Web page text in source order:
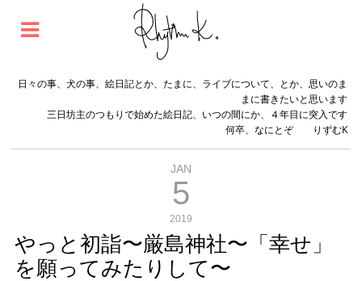
日々の事、犬の事、絵日記とか、たまに、ライブについて、とか、思いのま
まに書きたいと思います
三日坊主のつもりで始めた絵日記、いつの間にか、４年目に突入です
何卒、なにとぞ りずむK
JAN
5
2019
やっと初詣〜厳島神社〜「幸せ」
を願ってみたりして〜